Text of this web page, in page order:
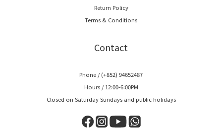
Return Policy
Terms & Conditions
Contact
Phone / (+852) 94652487
Hours / 12:00-6:00PM
Closed on Saturday Sundays and public holidays